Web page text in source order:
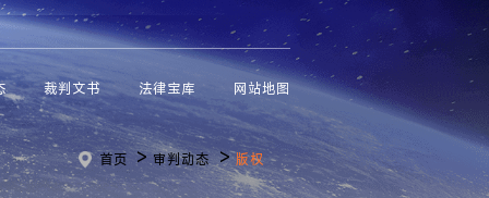
裁判文书 法律宝库 网站地图
首页 >审判动态 >版权